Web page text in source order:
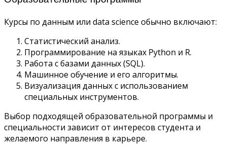
Курсы по данным или data science обычно включают:
Статистический анализ.
Программирование на языках Python и R.
Работа с базами данных (SQL).
Машинное обучение и его алгоритмы.
Визуализация данных с использованием
специальных инструментов.
Выбор подходящей образовательной программы и
специальности зависит от интересов студента и
желаемого направления в карьере.